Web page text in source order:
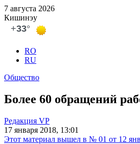
7 августа 2026
Кишинэу
RO
RU
Общество
Более 60 обращений
Редакция VP
17 января 2018, 13:01
Этот материал вышел в № 01 от 12